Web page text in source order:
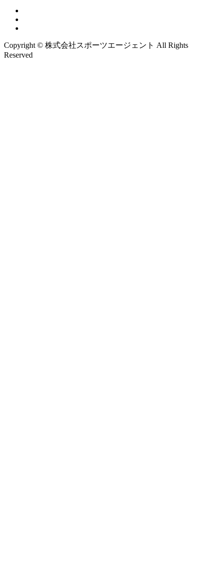
Copyright © 株式会社スポーツエージェント All Rights
Reserved